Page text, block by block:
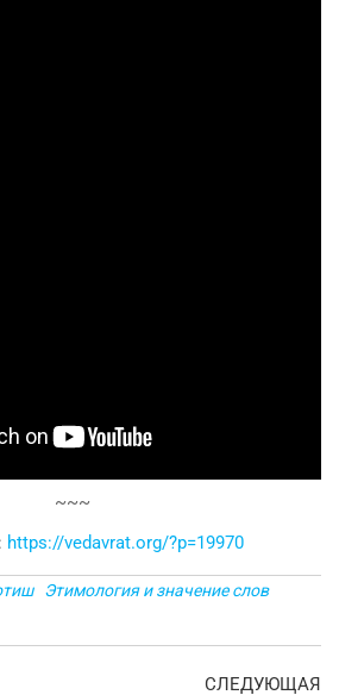
~~~
https://vedavrat.org/?p=19970
Этимология и значение слов
СЛЕДУЮЩАЯ